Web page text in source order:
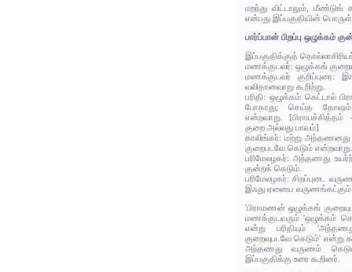
மறந்து விட்டாலும்,
என்பது இப்பகுதியின்
பார்ப்பான் பிறப்பு ஒழுக்கம்
இப்பகுதிக்குத்
மணக்குடவர்: ஒழுக்கங்
மணக்குடவர் குறிப்புரை:
வலிதானவாறு கூறிற்று.
பரிதி: ஒழுக்கம் கெட்டால்
போகாது; செய்த தோஷம்
என்றவாறு.
குறை அல்லது பாவம்]
காலிங்கர்: மற்று
குறைபடவே கெடும்
பரிமேலழகர்: அந்தணது
குன்றக் கெடும்.
பரிமேலழகர்: சிறப்புடை
இஃது ஏனைய
'பிராமணன் ஒழுக்கங்
மணக்குடவரும் 'ஒழுக்கம்
என்று பரிதியும்
குறைவுபடவே கெடும்' என்று
அந்தணது வருணம்
இப்பகுதிக்கு உரை கூறினர்.